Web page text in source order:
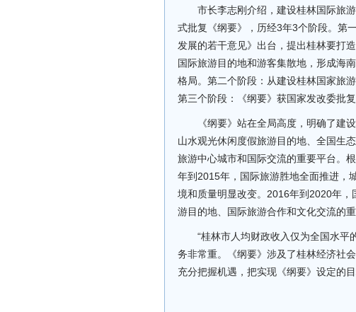
市长李志刚介绍，建设桂林国际旅
式批复《纲要》，历经3年3个阶段。第
发展的若干意见》出台，提出桂林要打
国际旅游目的地和游客集散地，形成海
格局。第二个阶段：从建设桂林国家旅
第三个阶段：《纲要》获国家发改委批
《纲要》站在全局高度，明确了建
山水观光休闲度假旅游目的地、全国生
旅游中心城市和国际交流的重要平台。
年到2015年，国际旅游胜地全面推进，
境和质量明显改变。2016年到2020年
游目的地、国际旅游合作和文化交流的重
“桂林市人均财政收入仅为全国水
务非常重。《纲要》涉及了桂林经济社
充分把握机遇，把实现《纲要》设定的